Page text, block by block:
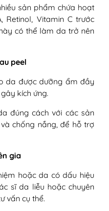
sản phẩm chứa hoạt
Retinol, Vitamin C trước
có thể làm da trở nên
peel
da được dưỡng ẩm đầy
kích ứng.
đúng cách với các sản
chống nắng, để hỗ trợ
gia
hoặc da có dấu hiệu
sĩ da liễu hoặc chuyên
vấn cụ thể.